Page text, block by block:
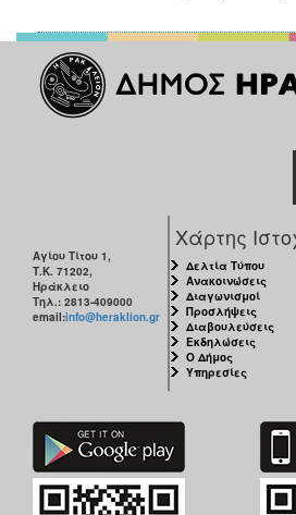
Αγίου Τίτου 1,
Τ.Κ. 71202,
Ηράκλειο
Τηλ.: 2813-409000
email:info@heraklion.gr
Χάρτης
Δελτία Τύπου
Ανακοινώσεις
Διαγωνισμοί
Προσλήψεις
Διαβουλεύσεις
Εκδηλώσεις
Ο Δήμος
Υπηρεσίες